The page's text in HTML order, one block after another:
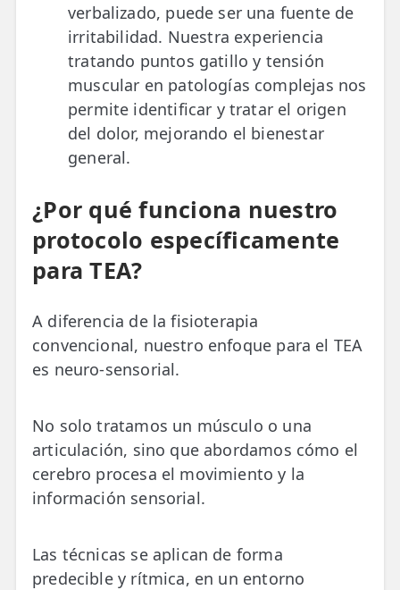
verbalizado, puede ser una fuente de
irritabilidad. Nuestra experiencia
tratando puntos gatillo y tensión
muscular en patologías complejas nos
permite identificar y tratar el origen
del dolor, mejorando el bienestar
general.
¿Por qué funciona nuestro
protocolo específicamente
para TEA?
A diferencia de la fisioterapia
convencional, nuestro enfoque para el TEA
es neuro-sensorial.
No solo tratamos un músculo o una
articulación, sino que abordamos cómo el
cerebro procesa el movimiento y la
información sensorial.
Las técnicas se aplican de forma
predecible y rítmica, en un entorno